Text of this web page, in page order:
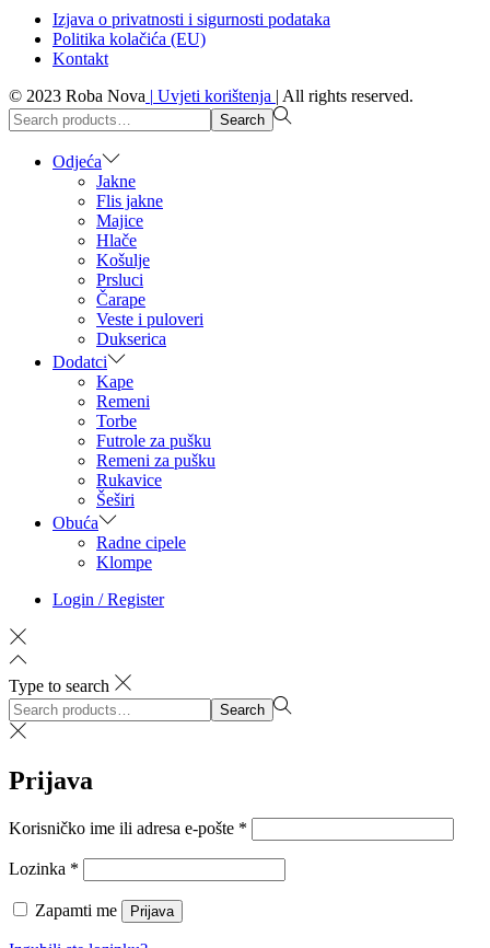
Izjava o privatnosti i sigurnosti podataka
Politika kolačića (EU)
Kontakt
© 2023 Roba Nova | Uvjeti korištenja | All rights reserved.
Search
for:>
Search
Odjeća
Jakne
Flis jakne
Majice
Hlače
Košulje
Prsluci
Čarape
Veste i puloveri
Dukserica
Dodatci
Kape
Remeni
Torbe
Futrole za pušku
Remeni za pušku
Rukavice
Šeširi
Obuća
Radne cipele
Klompe
Login / Register
Type to search
Search
for:>
Search
Prijava
Korisničko ime ili adresa e-pošte *
Lozinka *
Zapamti me Prijava